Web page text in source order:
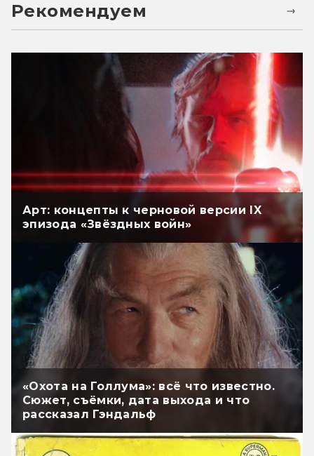
Рекомендуем
Арт: концепты к черновой версии IX
эпизода «Звёздных войн»
«Охота на Голлума»: всё что известно.
Сюжет, съёмки, дата выхода и что
рассказал Гэндальф